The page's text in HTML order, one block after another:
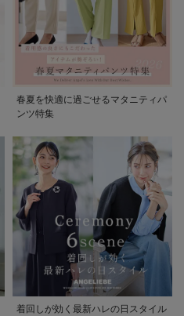
春夏を快適に過ごせるマタニティパ
ンツ特集
着回しが効く最新ハレの日スタイル